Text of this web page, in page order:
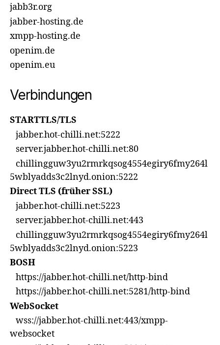
jabb3r.org
jabber-hosting.de
xmpp-hosting.de
openim.de
openim.eu
Verbindungen
STARTTLS/TLS
jabber.hot-chilli.net:5222
server.jabber.hot-chilli.net:80
chillingguw3yu2rmrkqsog4554egiry6fmy264l
5wblyadds3c2lnyd.onion:5222
Direct TLS (früher SSL)
jabber.hot-chilli.net:5223
server.jabber.hot-chilli.net:443
chillingguw3yu2rmrkqsog4554egiry6fmy264l
5wblyadds3c2lnyd.onion:5223
BOSH
https://jabber.hot-chilli.net/http-bind
https://jabber.hot-chilli.net:5281/http-bind
WebSocket
wss://jabber.hot-chilli.net:443/xmpp-
websocket